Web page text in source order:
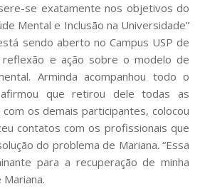
se exatamente nos objetivos do
Mental e Inclusão na Universidade”
sendo aberto no Campus USP de
reflexão e ação sobre o modelo de
Arminda acompanhou todo o
que retirou dele todas as
os demais participantes, colocou
contatos com os profissionais que
do problema de Mariana. “Essa
para a recuperação de minha
Mariana.